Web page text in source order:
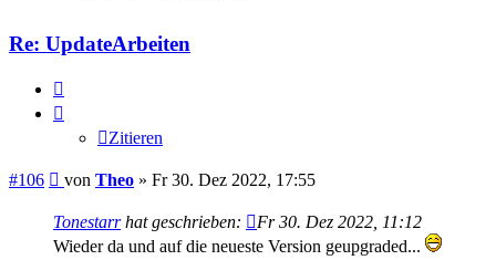
Re: UpdateArbeiten
Zitieren
#106 Beitrag
von Theo » Fr 30. Dez 2022, 17:55
Tonestarrhat geschrieben:
Fr 30. Dez 2022, 11:12
Wieder da und auf die neueste Version geupgraded...